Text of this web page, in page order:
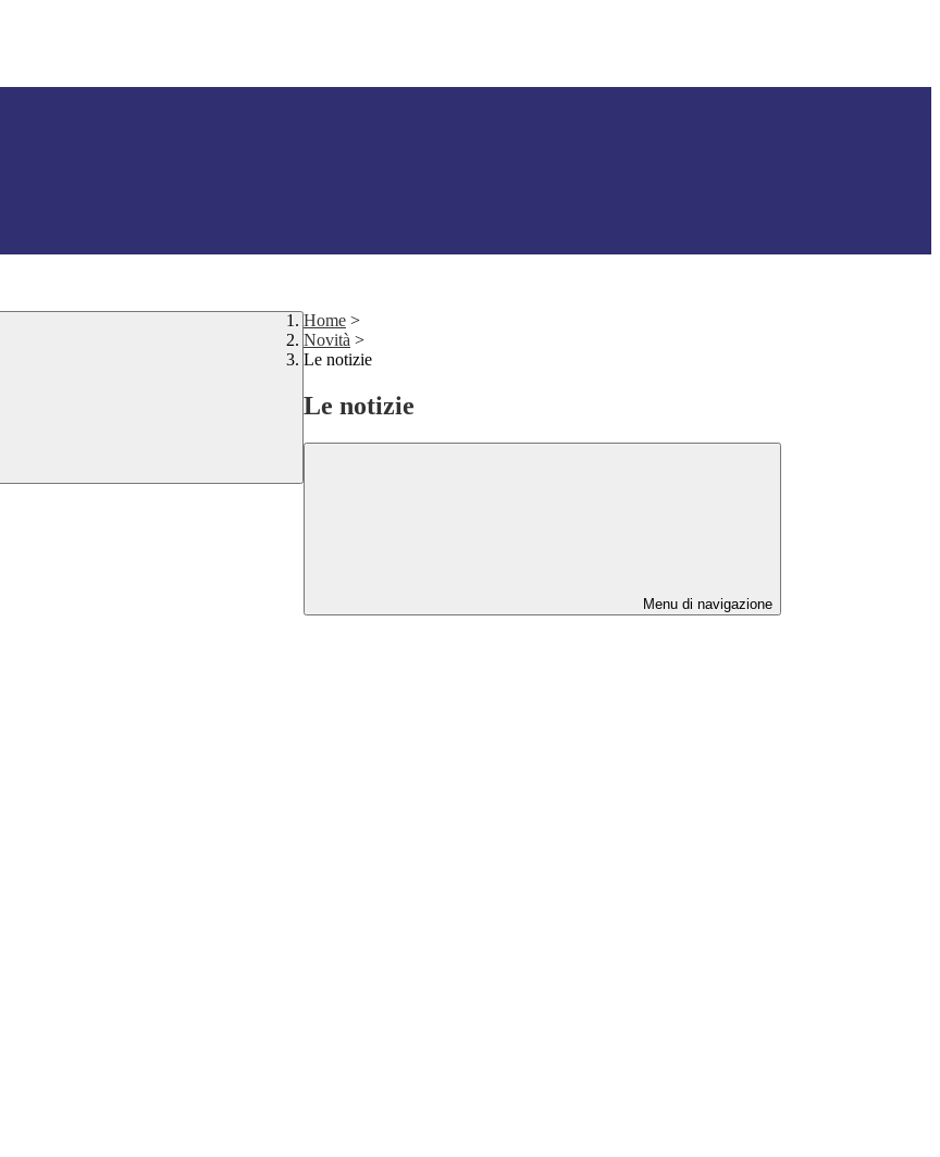
Home >
Novità >
Le notizie
Le notizie
Menu di navigazione